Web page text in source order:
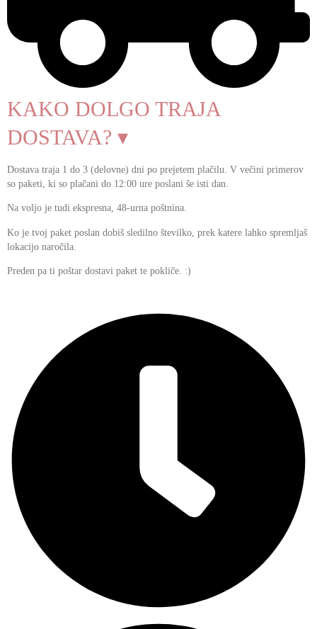
KAKO DOLGO TRAJA
DOSTAVA? ▾
Dostava traja 1 do 3 (delovne) dni po prejetem plačilu. V večini primerov
so paketi, ki so plačani do 12:00 ure poslani še isti dan.
Na voljo je tudi ekspresna, 48-urna poštnina.
Ko je tvoj paket poslan dobiš sledilno številko, prek katere lahko spremljaš
lokacijo naročila.
Preden pa ti poštar dostavi paket te pokliče. :)